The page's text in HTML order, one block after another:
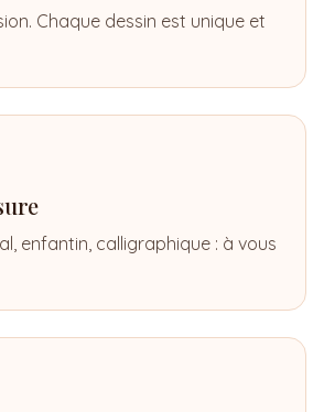
Chaque dessin est unique et
enfantin, calligraphique : à vous